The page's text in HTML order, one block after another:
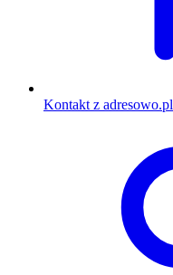
Kontakt z adresowo.pl